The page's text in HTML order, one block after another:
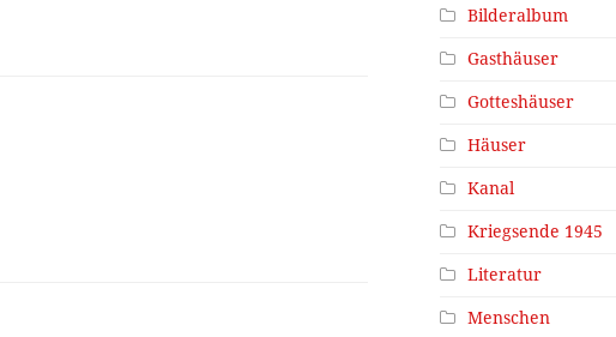
Bilderalbum
Gasthäuser
Gotteshäuser
Häuser
Kanal
Kriegsende 1945
Literatur
Menschen